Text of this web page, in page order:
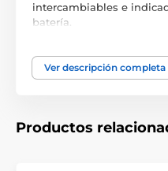
intercambiables e
batería.
previo aviso. Las
carácter ilustrativo.
El producto aparece
Ver descripción completa
Productos